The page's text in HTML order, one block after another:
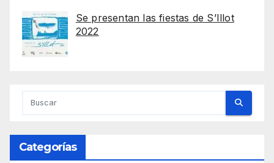
Se presentan las fiestas de S’Illot
2022
Categorías